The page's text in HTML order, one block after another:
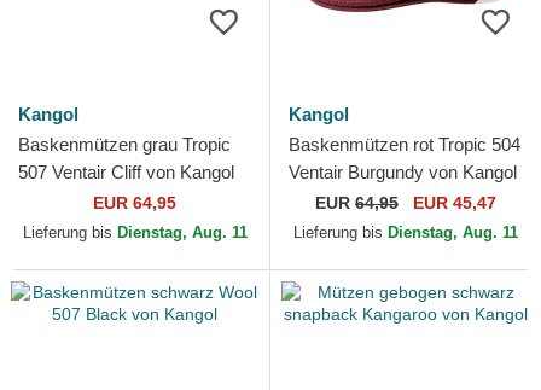
Kangol
Baskenmützen grau Tropic
507 Ventair Cliff von Kangol
EUR 64,95
Lieferung bis Dienstag, Aug. 11
Kangol
Baskenmützen rot Tropic 504
Ventair Burgundy von Kangol
EUR 64,95 EUR 45,47
Lieferung bis Dienstag, Aug. 11